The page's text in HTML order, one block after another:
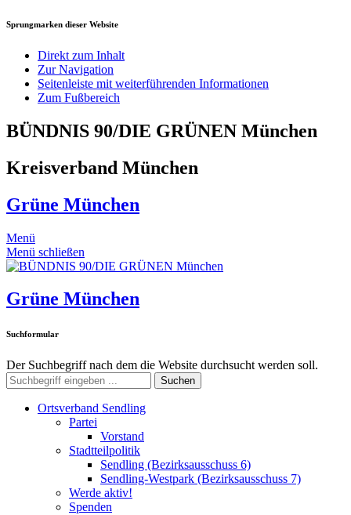
Sprungmarken dieser Website
Direkt zum Inhalt
Zur Navigation
Seitenleiste mit weiterführenden Informationen
Zum Fußbereich
BÜNDNIS 90/DIE GRÜNEN München
Kreisverband München
Grüne München
Menü
Menü schließen
Grüne München
Suchformular
Der Suchbegriff nach dem die Website durchsucht werden soll.
Suchen
Ortsverband Sendling
Partei
Vorstand
Stadtteilpolitik
Sendling (Bezirksausschuss 6)
Sendling-Westpark (Bezirksausschuss 7)
Werde aktiv!
Spenden